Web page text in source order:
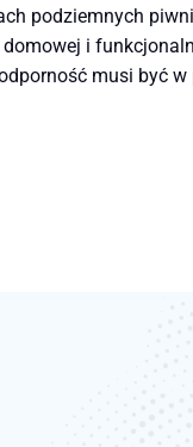
podziemnych
domowej i
musi być w